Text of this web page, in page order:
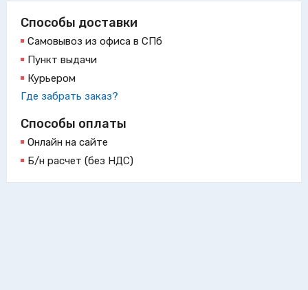
Способы доставки
Самовывоз из офиса в СПб
Пункт выдачи
Курьером
Где забрать заказ?
Способы оплаты
Онлайн на сайте
Б/н расчет (без НДС)